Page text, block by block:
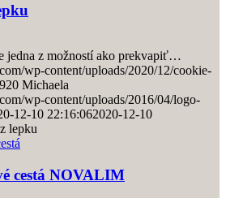
jedna z možností ako prekvapiť…
wp-content/uploads/2020/12/cookie-
Michaela
wp-content/uploads/2016/04/logo-
12-10 22:16:062020-12-10
lepku
cestá NOVALIM